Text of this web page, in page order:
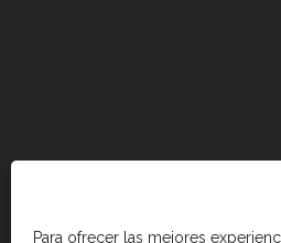
Para ofrecer las mejores